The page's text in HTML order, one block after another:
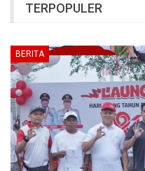
TERPOPULER
BERITA